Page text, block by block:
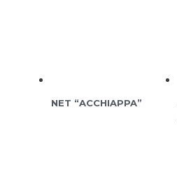
NET “ACCHIAPPA”